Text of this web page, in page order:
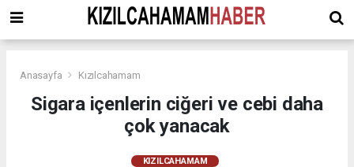
Anasayfa Kızılcahamam
Sigara içenlerin ciğeri ve cebi daha
çok yanacak
KIZILCAHAMAM